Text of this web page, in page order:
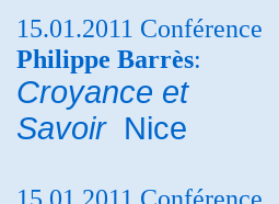
15.01.2011 Conférence
Philippe Barrès:
Croyance et
Savoir Nice
15.01.2011 Conférence